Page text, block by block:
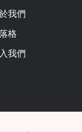
香港保留最終決定權
和飲品，不適用於套
我們
格
我們